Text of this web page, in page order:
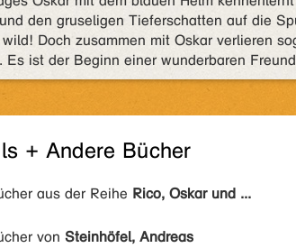
den gruseligen Tieferschatten auf die
Doch zusammen mit Oskar verlieren
Es ist der Beginn einer wunderbaren
+ Andere Bücher
aus der Reihe Rico, Oskar und ...
von Steinhöfel, Andreas